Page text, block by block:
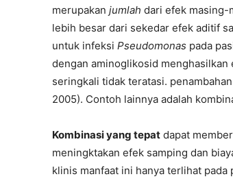
merupakan jumlah dari efek masing-
lebih besar dari sekedar efek aditif
untuk infeksi Pseudomonas pada
dengan aminoglikosid
seringkali tidak teratasi.
2005). Contoh lainnya adalah
Kombinasi yang tepat dapat
meningktakan efek samping dan
klinis manfaat ini hanya terlihat